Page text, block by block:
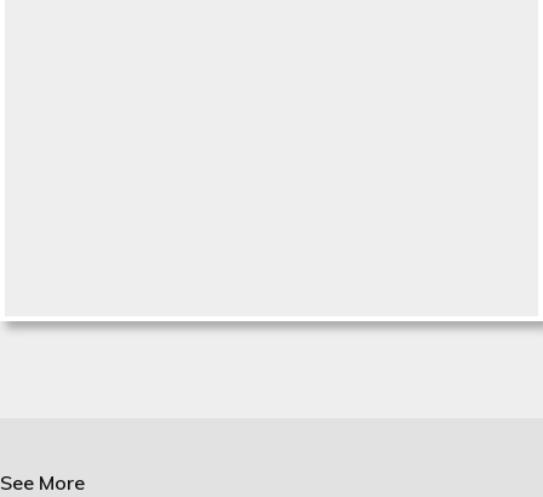
See More